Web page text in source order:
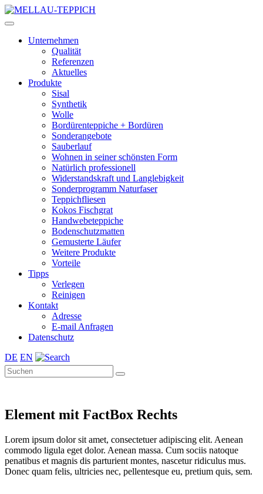
Unternehmen
Qualität
Referenzen
Aktuelles
Produkte
Sisal
Synthetik
Wolle
Bordürenteppiche + Bordüren
Sonderangebote
Sauberlauf
Wohnen in seiner schönsten Form
Natürlich professionell
Widerstandskraft und Langlebigkeit
Sonderprogramm Naturfaser
Teppichfliesen
Kokos Fischgrat
Handwebeteppiche
Bodenschutzmatten
Gemusterte Läufer
Weitere Produkte
Vorteile
Tipps
Verlegen
Reinigen
Kontakt
Adresse
E-mail Anfragen
Datenschutz
DE EN
Element mit FactBox Rechts
Lorem ipsum dolor sit amet, consectetuer adipiscing elit. Aenean
commodo ligula eget dolor. Aenean massa. Cum sociis natoque
penatibus et magnis dis parturient montes, nascetur ridiculus mus.
Donec quam felis, ultricies nec, pellentesque eu, pretium quis, sem.